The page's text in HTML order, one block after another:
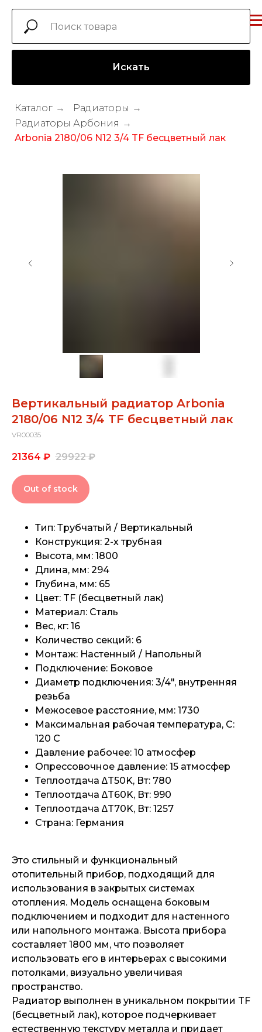
Искать
Каталог → Радиаторы →
Радиаторы Арбония →
Arbonia 2180/06 N12 3/4 TF бесцветный лак
Вертикальный радиатор Arbonia
2180/06 N12 3/4 TF бесцветный лак
VR00035
21364 ₽ 29922 ₽
Out of stock
Тип: Трубчатый / Вертикальный
Конструкция: 2-х трубная
Высота, мм: 1800
Длина, мм: 294
Глубина, мм: 65
Цвет: TF (бесцветный лак)
Материал: Сталь
Вес, кг: 16
Количество секций: 6
Монтаж: Настенный / Напольный
Подключение: Боковое
Диаметр подключения: 3/4", внутренняя
резьба
Межосевое расстояние, мм: 1730
Максимальная рабочая температура, C:
120 C
Давление рабочее: 10 атмосфер
Опрессовочное давление: 15 атмосфер
Теплоотдача ∆T50K, Вт: 780
Теплоотдача ∆T60K, Вт: 990
Теплоотдача ∆T70K, Вт: 1257
Страна: Германия
Это стильный и функциональный
отопительный прибор, подходящий для
использования в закрытых системах
отопления. Модель оснащена боковым
подключением и подходит для настенного
или напольного монтажа. Высота прибора
составляет 1800 мм, что позволяет
использовать его в интерьерах с высокими
потолками, визуально увеличивая
пространство.
Радиатор выполнен в уникальном покрытии TF
(бесцветный лак), которое подчеркивает
естественную текстуру металла и придает